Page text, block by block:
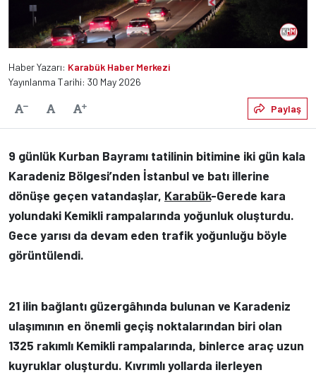
Haber Yazarı: Karabük Haber Merkezi
Yayınlanma Tarihi: 30 May 2026
Yazıyı KüçültVarsayılanYazıyı Büyüt Paylaş
9 günlük Kurban Bayramı tatilinin bitimine iki gün kala
Karadeniz Bölgesi’nden İstanbul ve batı illerine
dönüşe geçen vatandaşlar, Karabük-Gerede kara
yolundaki Kemikli rampalarında yoğunluk oluşturdu.
Gece yarısı da devam eden trafik yoğunluğu böyle
görüntülendi.
21 ilin bağlantı güzergâhında bulunan ve Karadeniz
ulaşımının en önemli geçiş noktalarından biri olan
1325 rakımlı Kemikli rampalarında, binlerce araç uzun
kuyruklar oluşturdu. Kıvrımlı yollarda ilerleyen